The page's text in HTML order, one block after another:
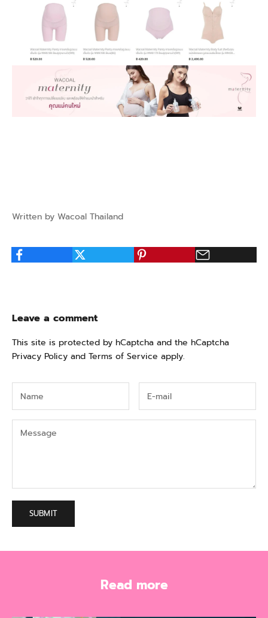
Written by Wacoal Thailand
Leave a comment
This site is protected by hCaptcha and the hCaptcha
Privacy Policy and Terms of Service apply.
SUBMIT
Read more